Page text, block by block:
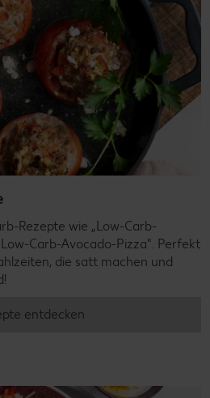
Rezepte wie „Low-Carb-
Carb-Avocado-Pizza". Perfekt
die satt machen und
entdecken